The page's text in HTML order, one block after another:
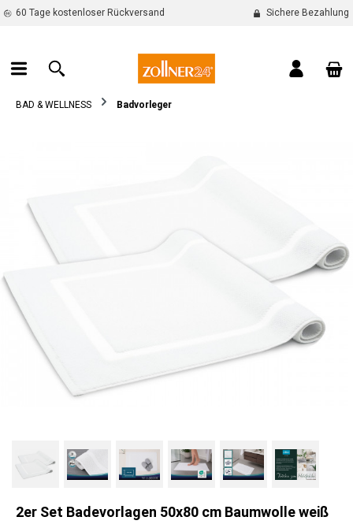
springen
60 Tage kostenloser Rückversand Sichere Bezahlung
BAD & WELLNESS Badvorleger
2er Set Badevorlagen 50x80 cm Baumwolle weiß